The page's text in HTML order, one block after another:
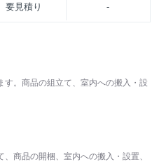
要見積り -
す。商品の組立て、室内への搬入・設
商品の開梱、室内への搬入・設置、